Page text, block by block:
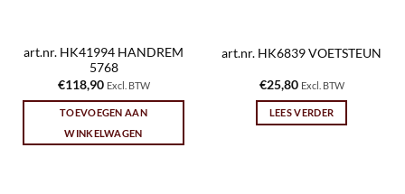
art.nr. HK41994 HANDREM
5768
€118,90 Excl. BTW
TOEVOEGEN AAN
WINKELWAGEN
art.nr. HK6839 VOETSTEUN
€25,80 Excl. BTW
LEES VERDER